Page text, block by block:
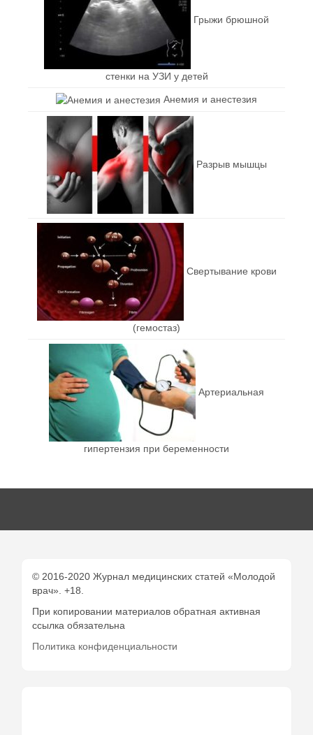
Грыжи брюшной
стенки на УЗИ у детей
Анемия и анестезия
Разрыв мышцы
Свертывание крови
(гемостаз)
Артериальная
гипертензия при беременности
© 2016-2020 Журнал медицинских статей «Молодой
врач». +18.
При копировании материалов обратная активная
ссылка обязательна
Политика конфиденциальности